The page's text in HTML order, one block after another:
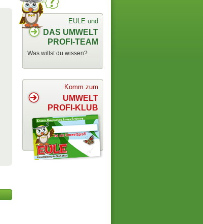
EULE und
DAS UMWELT
PROFI-TEAM
Was willst du wissen?
Komm zum
UMWELT
PROFI-KLUB